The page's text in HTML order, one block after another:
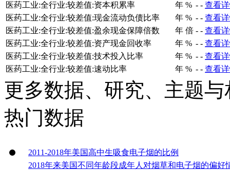
医药工业:全行业:较差值:资本积累率
年 % - - 查看
医药工业:全行业:较差值:现金流动负债比率
年 % - - 查看
医药工业:全行业:较差值:盈余现金保障倍数
年 倍 - - 查看
医药工业:全行业:较差值:资产现金回收率
年 % - - 查看
医药工业:全行业:较差值:技术投入比率
年 % - - 查看
医药工业:全行业:较差值:速动比率
年 % - - 查看
更多数据、研究、主题
热门数据
2011-2018年美国高中生吸食电子烟的比例
2018年来美国不同年龄段成年人对烟草和电子烟的偏好